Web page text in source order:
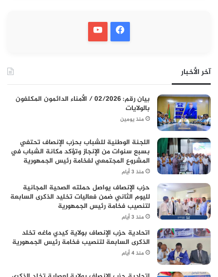
آخر الأخبار
بيان رقم: 02/2026 / الأمناء الدائمون المكلفون
بالولايات
منذ يومين
اللجنة الوطنية للشباب بحزب الإنصاف تحتفي
بسبع سنوات من الإنجاز وتؤكد مكانة الشباب في
المشروع المجتمعي لفخامة رئيس الجمهورية
منذ 3 أيام
حزب الإنصاف يواصل حملته الصحية المجانية
لليوم الثاني ضمن فعاليات تخليد الذكرى السابعة
لتنصيب فخامة رئيس الجمهورية
منذ 3 أيام
اتحادية حزب الإنصاف بولاية كيدي ماغه تخلد
الذكرى السابعة لتنصيب فخامة رئيس الجمهورية
منذ 4 أيام